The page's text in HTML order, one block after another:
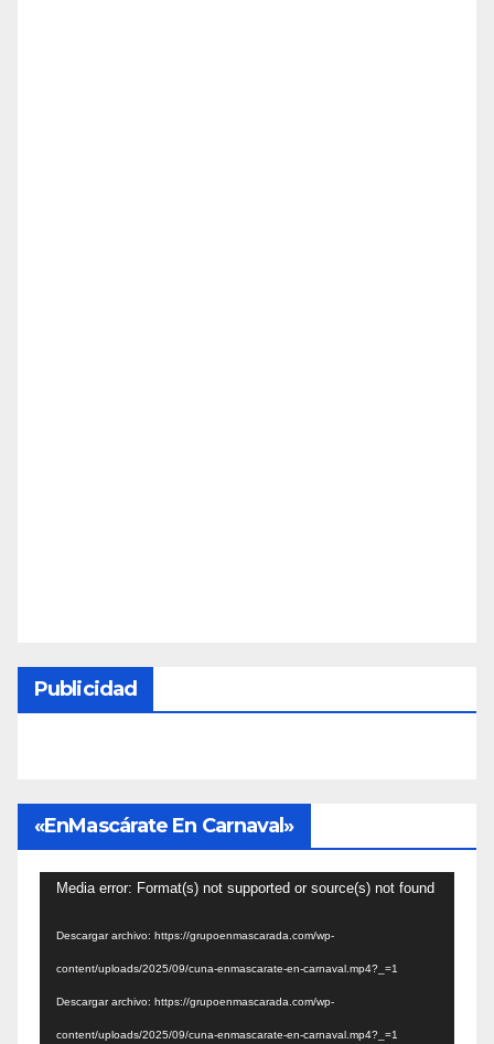
Publicidad
«EnMascárate En Carnaval»
Reproductor
Media error: Format(s) not supported or source(s) not found
Descargar archivo: https://grupoenmascarada.com/wp-
content/uploads/2025/09/cuna-enmascarate-en-carnaval.mp4?_=1
Descargar archivo: https://grupoenmascarada.com/wp-
content/uploads/2025/09/cuna-enmascarate-en-carnaval.mp4?_=1